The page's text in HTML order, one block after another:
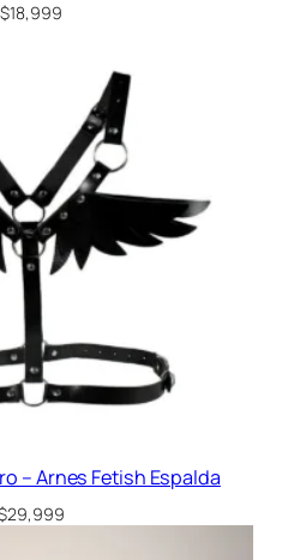
$18,999
– Arnes Fetish Espalda
29,999